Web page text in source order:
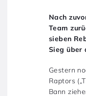
Nach
Team
sieben
Sieg über
Gestern
Raptors
Bann